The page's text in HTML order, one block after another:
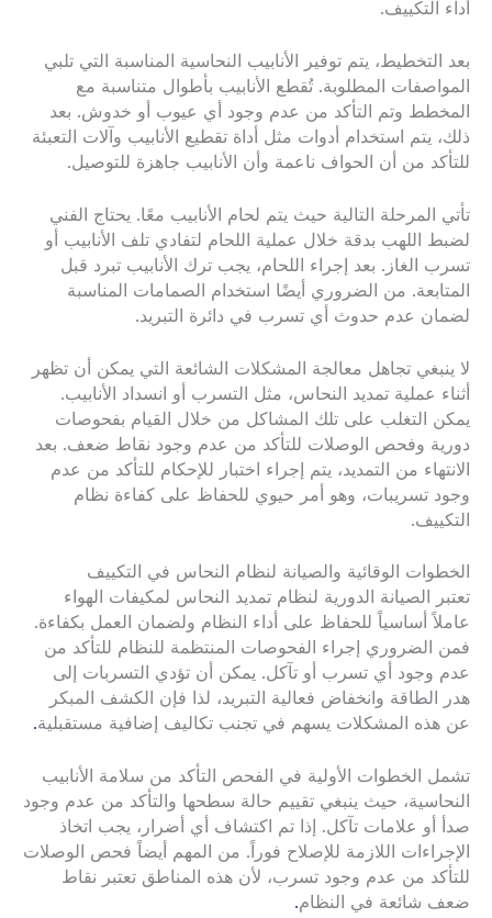
أداء التكييف.
بعد التخطيط، يتم توفير الأنابيب النحاسية المناسبة التي تلبي
المواصفات المطلوبة. تُقطع الأنابيب بأطوال متناسبة مع
المخطط وتم التأكد من عدم وجود أي عيوب أو خدوش. بعد
ذلك، يتم استخدام أدوات مثل أداة تقطيع الأنابيب وآلات التعبئة
للتأكد من أن الحواف ناعمة وأن الأنابيب جاهزة للتوصيل.
تأتي المرحلة التالية حيث يتم لحام الأنابيب معًا. يحتاج الفني
لضبط اللهب بدقة خلال عملية اللحام لتفادي تلف الأنابيب أو
تسرب الغاز. بعد إجراء اللحام، يجب ترك الأنابيب تبرد قبل
المتابعة. من الضروري أيضًا استخدام الصمامات المناسبة
لضمان عدم حدوث أي تسرب في دائرة التبريد.
لا ينبغي تجاهل معالجة المشكلات الشائعة التي يمكن أن تظهر
أثناء عملية تمديد النحاس، مثل التسرب أو انسداد الأنابيب.
يمكن التغلب على تلك المشاكل من خلال القيام بفحوصات
دورية وفحص الوصلات للتأكد من عدم وجود نقاط ضعف. بعد
الانتهاء من التمديد، يتم إجراء اختبار للإحكام للتأكد من عدم
وجود تسريبات، وهو أمر حيوي للحفاظ على كفاءة نظام
التكييف.
الخطوات الوقائية والصيانة لنظام النحاس في التكييف
تعتبر الصيانة الدورية لنظام تمديد النحاس لمكيفات الهواء
عاملاً أساسياً للحفاظ على أداء النظام ولضمان العمل بكفاءة.
فمن الضروري إجراء الفحوصات المنتظمة للنظام للتأكد من
عدم وجود أي تسرب أو تآكل. يمكن أن تؤدي التسربات إلى
هدر الطاقة وانخفاض فعالية التبريد، لذا فإن الكشف المبكر
عن هذه المشكلات يسهم في تجنب تكاليف إضافية مستقبلية.
تشمل الخطوات الأولية في الفحص التأكد من سلامة الأنابيب
النحاسية، حيث ينبغي تقييم حالة سطحها والتأكد من عدم وجود
صدأ أو علامات تآكل. إذا تم اكتشاف أي أضرار، يجب اتخاذ
الإجراءات اللازمة للإصلاح فوراً. من المهم أيضاً فحص الوصلات
للتأكد من عدم وجود تسرب، لأن هذه المناطق تعتبر نقاط
ضعف شائعة في النظام.